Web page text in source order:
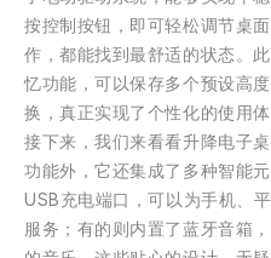
按控制按钮，即可轻松调节桌
作，都能找到最舒适的状态。
忆功能，可以保存多个预设高
换，真正实现了个性化的使用体
接下来，我们来看看升降电子
功能外，它还集成了多种智能
USB充电端口，可以为手机、
服务；有的则内置了蓝牙音箱